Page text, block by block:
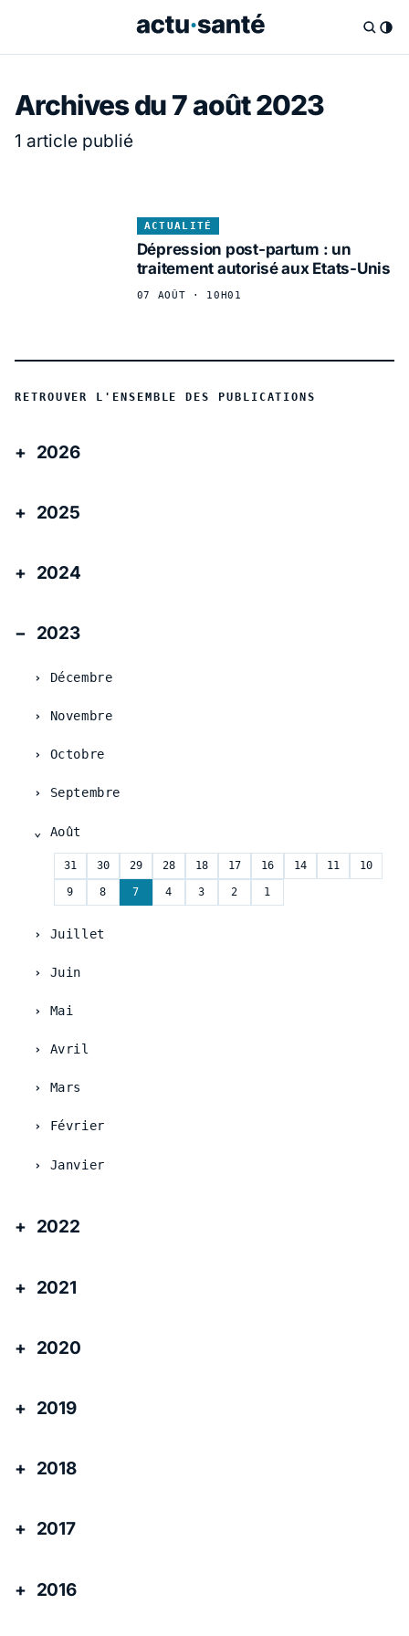
Archives du 7 août 2023
1 article publié
ACTUALITÉ
Dépression post-partum : un
traitement autorisé aux Etats-Unis
07 AOÛT · 10H01
RETROUVER L'ENSEMBLE DES PUBLICATIONS
2026
2025
2024
2023
Décembre
Novembre
Octobre
Septembre
Août
31 30 29 28 18 17 16 14 11 10
9 8 7 4 3 2 1
Juillet
Juin
Mai
Avril
Mars
Février
Janvier
2022
2021
2020
2019
2018
2017
2016